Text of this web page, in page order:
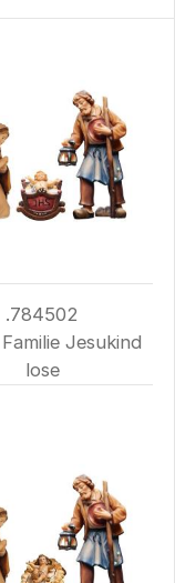
.784502
Jesukind
lose